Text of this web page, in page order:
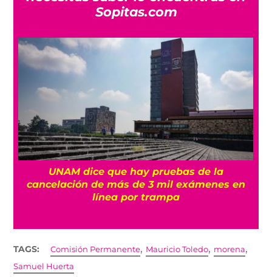
Sopitas.com
UNAM dice que hay pruebas de la
cancelación de más de 3 mil exámenes en
línea por trampa
TAGS: Comisión Permanente, Mauricio Toledo, morena,
Samuel Huerta